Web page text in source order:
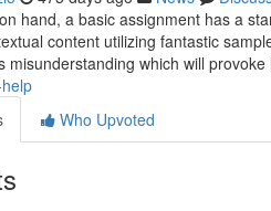
hand, a basic assignment has a
content utilizing fantastic
misunderstanding which will
Who Upvoted